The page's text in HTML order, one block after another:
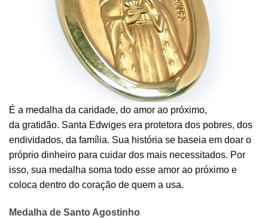
É a medalha da caridade, do amor ao próximo,
da gratidão. Santa Edwiges era protetora dos pobres, dos
endividados, da família. Sua história se baseia em doar o
próprio dinheiro para cuidar dos mais necessitados. Por
isso, sua medalha soma todo esse amor ao próximo e
coloca dentro do coração de quem a usa.
Medalha de Santo Agostinho